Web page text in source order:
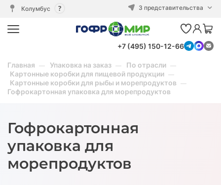
Колумбус 3 представительства
+7 (495) 150-12-66
Главная Упаковка на заказ
По отрасли
Картонные коробки для пищевой продукции
Картонные коробки для рыбы и морепродуктов
Гофрокартонная упаковка для морепродуктов
Гофрокартонная
упаковка для
морепродуктов